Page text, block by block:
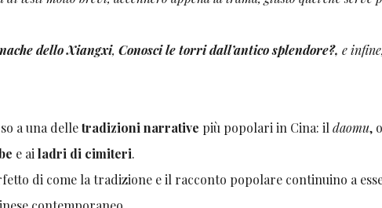
dello Xiangxi,Conosci le torri dall’antico splendore?, e infine,
a una delletradizioni narrative più popolari in Cina: ildaomu,
e ailadri di cimiteri.
di come la tradizione e il racconto popolare continuino a